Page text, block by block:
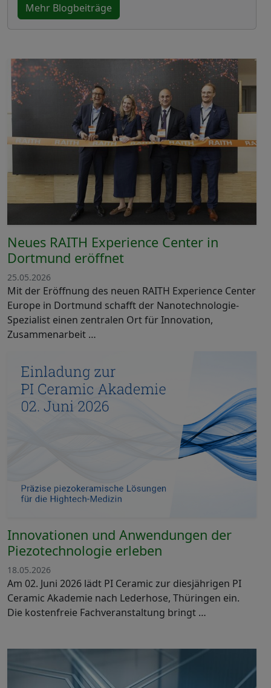
Mehr Blogbeiträge
Neues RAITH Experience Center in
Dortmund eröffnet
25.05.2026
Mit der Eröffnung des neuen RAITH Experience Center
Europe in Dortmund schafft der Nanotechnologie-
Spezialist einen zentralen Ort für Innovation,
Zusammenarbeit …
Innovationen und Anwendungen der
Piezotechnologie erleben
18.05.2026
Am 02. Juni 2026 lädt PI Ceramic zur diesjährigen PI
Ceramic Akademie nach Lederhose, Thüringen ein.
Die kostenfreie Fachveranstaltung bringt …